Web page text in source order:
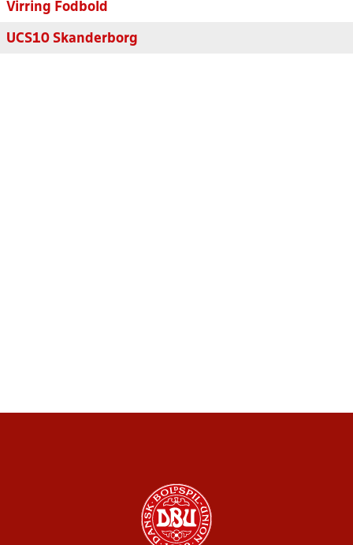
Virring Fodbold
UCS10 Skanderborg